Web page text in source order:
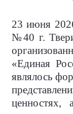
23 июня
№40 г. Твери
«Единая
являлось
ценностях,